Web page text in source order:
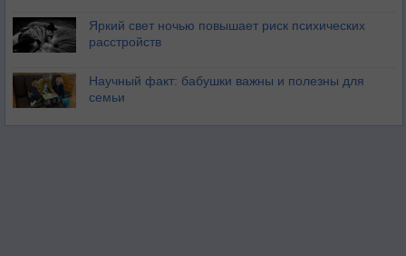
Яркий свет ночью повышает риск психических
расстройств
Научный факт: бабушки важны и полезны для
семьи